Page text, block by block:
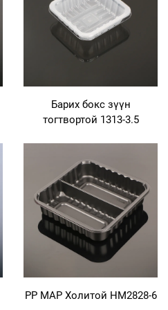
Барих бокс зүүн
тогтвортой 1313-3.5
PP MAP Холитой HM2828-6